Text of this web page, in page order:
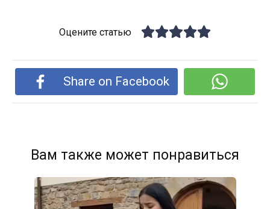
Оцените статью
Share on Facebook
Вам также может понравиться